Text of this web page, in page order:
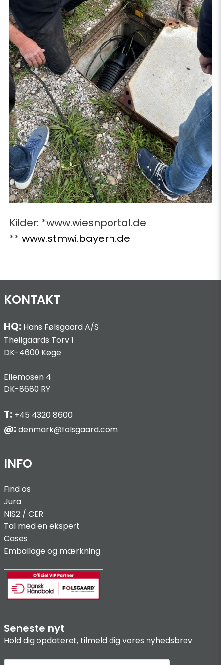
Kilder: *www.wiesnportal.de
**www.stmwi.bayern.de
KONTAKT
HQ: Hans Følsgaard A/S
Theilgaards Torv 1
DK-4600 Køge
Ellemosen 4
DK-8680 RY
T: +45 4320 8600
@:denmark@folsgaard.com
INFO
Find os
Jura
NIS2 / CER
Tal med en ekspert
Cases
Emballage og mærkning
Seneste nyt
Hold dig opdateret, tilmeld dig vores nyhedsbrev